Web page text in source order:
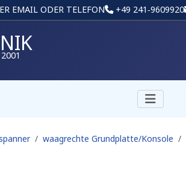
EMAIL ODER TELEFON +49 241‑9609920
waagrechte Grundplatte/Konsole